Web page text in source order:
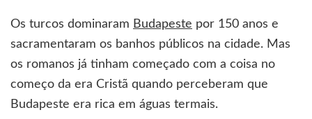
o
banho
Os turcos dominaram Budapeste por 150 anos e
sacramentaram os banhos públicos na cidade. Mas
os romanos já tinham começado com a coisa no
começo da era Cristã quando perceberam que
Budapeste era rica em águas termais.